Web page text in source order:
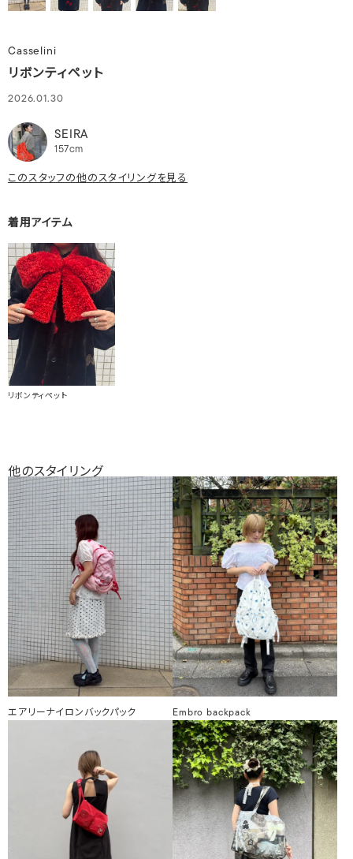
Casselini
リボンティペット
2026.01.30
SEIRA
157cm
このスタッフの他のスタイリングを見る
着用アイテム
リボンティペット
他のスタイリング
エアリーナイロンバックパック Embro backpack